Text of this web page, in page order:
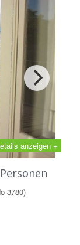
anzeigen +
3780)